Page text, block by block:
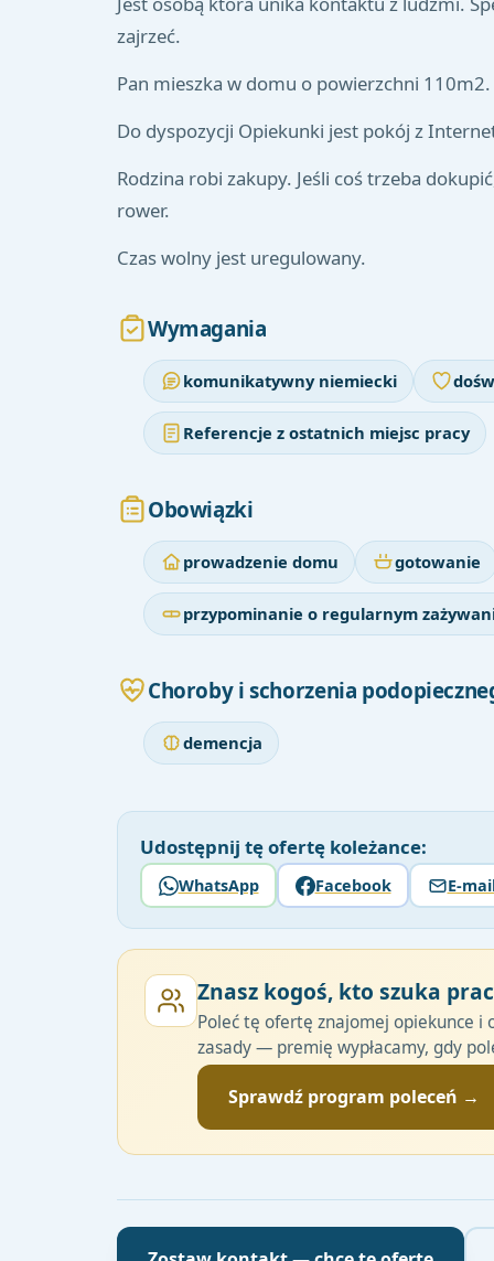
zajrzeć.
Pan mieszka w domu o powierzchni 110m2.
Do dyspozycji Opiekunki jest pokój z
Rodzina robi zakupy. Jeśli coś trzeba
rower.
Czas wolny jest uregulowany.
Wymagania
komunikatywny niemiecki
Referencje z ostatnich miejsc pracy
Obowiązki
prowadzenie domu gotowanie
przypominanie o regularnym
Choroby i schorzenia
demencja
Udostępnij tę ofertę koleżance:
WhatsApp Facebook E-
Znasz kogoś, kto szuka
Poleć tę ofertę znajomej opiekunce i
zasady — premię wypłacamy, gdy
Sprawdź program poleceń →